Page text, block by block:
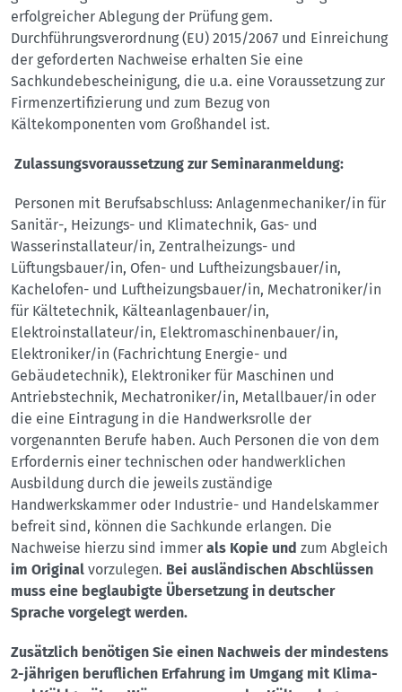
erfolgreicher Ablegung der Prüfung gem.
Durchführungsverordnung (EU) 2015/2067 und Einreichung
der geforderten Nachweise erhalten Sie eine
Sachkundebescheinigung, die u.a. eine Voraussetzung zur
Firmenzertifizierung und zum Bezug von
Kältekomponenten vom Großhandel ist.
Zulassungsvoraussetzung zur Seminaranmeldung:
Personen mit Berufsabschluss: Anlagenmechaniker/in für
Sanitär-, Heizungs- und Klimatechnik, Gas- und
Wasserinstallateur/in, Zentralheizungs- und
Lüftungsbauer/in, Ofen- und Luftheizungsbauer/in,
Kachelofen- und Luftheizungsbauer/in, Mechatroniker/in
für Kältetechnik, Kälteanlagenbauer/in,
Elektroinstallateur/in, Elektromaschinenbauer/in,
Elektroniker/in (Fachrichtung Energie- und
Gebäudetechnik), Elektroniker für Maschinen und
Antriebstechnik, Mechatroniker/in, Metallbauer/in oder
die eine Eintragung in die Handwerksrolle der
vorgenannten Berufe haben. Auch Personen die von dem
Erfordernis einer technischen oder handwerklichen
Ausbildung durch die jeweils zuständige
Handwerkskammer oder Industrie- und Handelskammer
befreit sind, können die Sachkunde erlangen. Die
Nachweise hierzu sind immer als Kopie und zum Abgleich
im Original vorzulegen. Bei ausländischen Abschlüssen
muss eine beglaubigte Übersetzung in deutscher
Sprache vorgelegt werden.
Zusätzlich benötigen Sie einen Nachweis der mindestens
2-jährigen beruflichen Erfahrung im Umgang mit Klima-